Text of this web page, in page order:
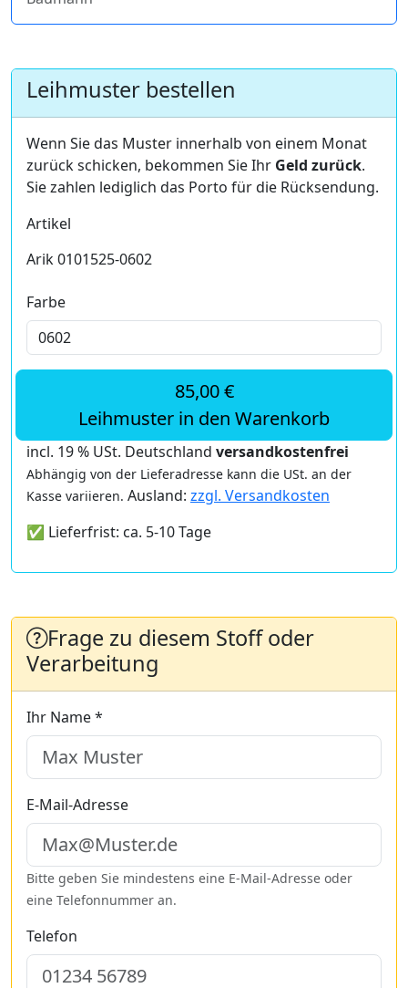
Leihmuster bestellen
Wenn Sie das Muster innerhalb von einem Monat
zurück schicken, bekommen Sie Ihr Geld zurück.
Sie zahlen lediglich das Porto für die Rücksendung.
Artikel
Arik 0101525-0602
Farbe
85,00 €
Leihmuster in den Warenkorb
incl. 19 % USt. Deutschland versandkostenfrei
Abhängig von der Lieferadresse kann die USt. an der
Kasse variieren. Ausland: zzgl. Versandkosten
✅ Lieferfrist: ca. 5-10 Tage
Frage zu diesem Stoff oder
Verarbeitung
Ihr Name *
E-Mail-Adresse
Bitte geben Sie mindestens eine E-Mail-Adresse oder
eine Telefonnummer an.
Telefon